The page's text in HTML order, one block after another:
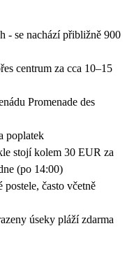
- se nachází přibližně 900
centrum za cca 10–15
Promenade des
poplatek
stojí kolem 30 EUR za
(po 14:00)
často včetně
úseky pláží zdarma